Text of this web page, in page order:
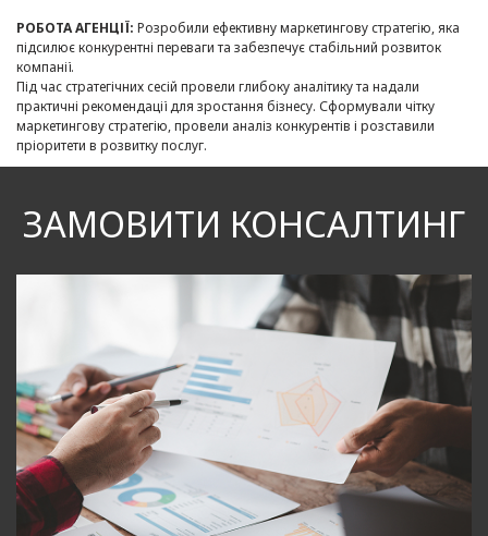
РОБОТА АГЕНЦІЇ: Розробили ефективну маркетингову стратегію, яка
підсилює конкурентні переваги та забезпечує стабільний розвиток
компанії.
Під час стратегічних сесій провели глибоку аналітику та надали
практичні рекомендації для зростання бізнесу. Сформували чітку
маркетингову стратегію, провели аналіз конкурентів і розставили
пріоритети в розвитку послуг.
ЗАМОВИТИ КОНСАЛТИНГ